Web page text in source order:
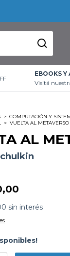
EBOOKS Y
Visitá
> COMPUTACIÓN Y
> VUELTA AL METAVERSO
AL
sin interés